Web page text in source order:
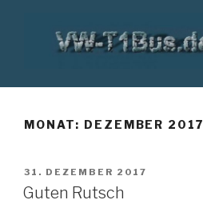
VW T1 BUS
MONAT: DEZEMBER 2017
VERÖFFENTLICHT
AM
31. DEZEMBER 2017
Guten Rutsch